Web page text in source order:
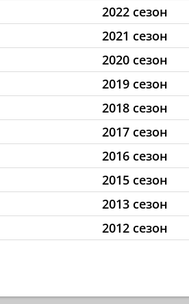
2022 сезон
2021 сезон
2020 сезон
2019 сезон
2018 сезон
2017 сезон
2016 сезон
2015 сезон
2013 сезон
2012 сезон